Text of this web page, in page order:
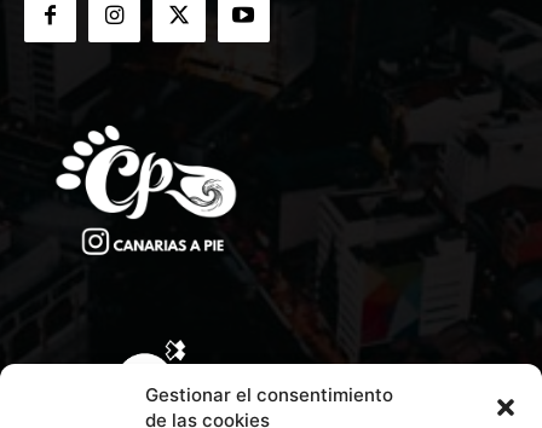
Gestionar el consentimiento
de las cookies